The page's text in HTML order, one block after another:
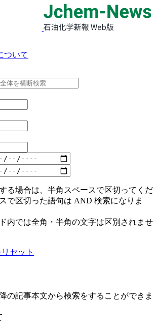
ついて
る場合は、半角スペースで区切ってくだ
で区切った語句は AND 検索になりま
内では全角・半角の文字は区別されませ
セット
の記事本文から検索をすることができま